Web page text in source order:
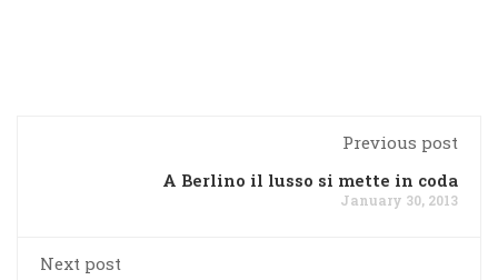
Previous post
A Berlino il lusso si mette in coda
January 30, 2013
Next post